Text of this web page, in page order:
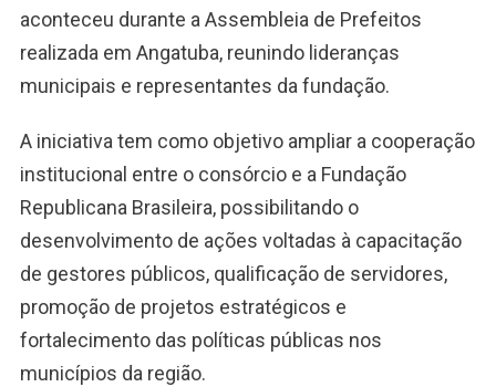
aconteceu durante a Assembleia de Prefeitos
realizada em Angatuba, reunindo lideranças
municipais e representantes da fundação.
A iniciativa tem como objetivo ampliar a cooperação
institucional entre o consórcio e a Fundação
Republicana Brasileira, possibilitando o
desenvolvimento de ações voltadas à capacitação
de gestores públicos, qualificação de servidores,
promoção de projetos estratégicos e
fortalecimento das políticas públicas nos
municípios da região.